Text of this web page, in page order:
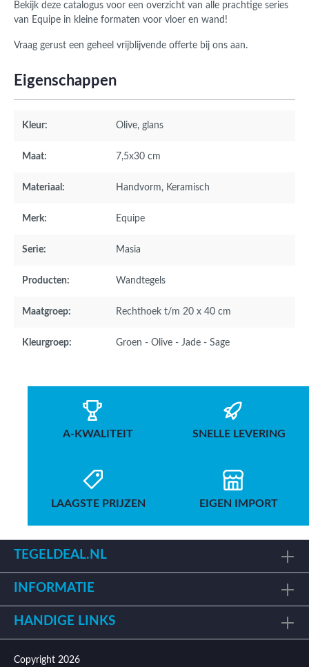
Bekijk deze catalogus voor een overzicht van alle prachtige series
van Equipe in kleine formaten voor vloer en wand!
Vraag gerust een geheel vrijblijvende offerte bij ons aan.
Eigenschappen
Kleur: Olive, glans
Maat: 7,5x30 cm
Materiaal: Handvorm, Keramisch
Merk: Equipe
Serie: Masia
Producten: Wandtegels
Maatgroep: Rechthoek t/m 20 x 40 cm
Kleurgroep: Groen - Olive - Jade - Sage
A-KWALITEIT SNELLE LEVERING
LAAGSTE PRIJZEN EIGEN IMPORT
TEGELDEAL.NL
INFORMATIE
HANDIGE LINKS
Copyright 2026